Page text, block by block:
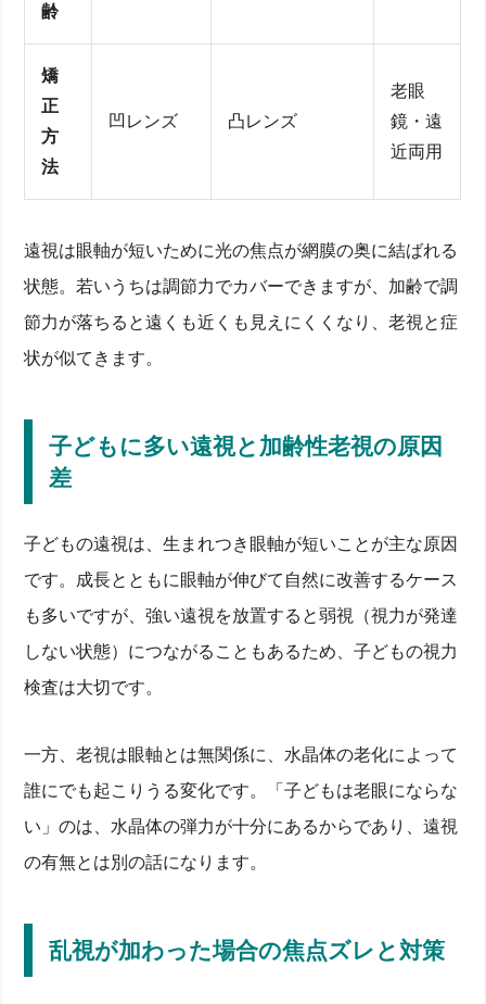
齢
矯
正
方
法
凹レンズ 凸レンズ
老眼
鏡・遠
近両用
遠視は眼軸が短いために光の焦点が網膜の奥に結ばれる
状態。若いうちは調節力でカバーできますが、加齢で調
節力が落ちると遠くも近くも見えにくくなり、老視と症
状が似てきます。
子どもに多い遠視と加齢性老視の原因
差
子どもの遠視は、生まれつき眼軸が短いことが主な原因
です。成長とともに眼軸が伸びて自然に改善するケース
も多いですが、強い遠視を放置すると弱視（視力が発達
しない状態）につながることもあるため、子どもの視力
検査は大切です。
一方、老視は眼軸とは無関係に、水晶体の老化によって
誰にでも起こりうる変化です。「子どもは老眼にならな
い」のは、水晶体の弾力が十分にあるからであり、遠視
の有無とは別の話になります。
乱視が加わった場合の焦点ズレと対策
老眼と近視の違いを徹底解説 ― 仕組み・原因・屈折
近視・遠視との眼球長と焦点位置の違い
近視の人が老眼になるとどうなる？50代からの見え方
遠くは裸眼で手元はボヤける…近視と老眼両方の症
状
強度近視の場合のリスクと白内障など合併病気
定期的な視力検査・診療で進行をチェック
い？
遠視・老視・近視の見え方比較イラストで解説
症状セルフチェック＆眼科検査・矯正方法【老視・乱
視も診断】
読書距離40cmテストで分かる老眼初期
視力表だけではわからない近点・遠点の測定方法